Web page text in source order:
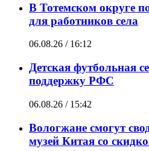
В Тотемском округе
для работников села
06.08.26 / 16:12
Детская футбольная
поддержку РФС
06.08.26 / 15:42
Вологжане смогут
музей Китая со